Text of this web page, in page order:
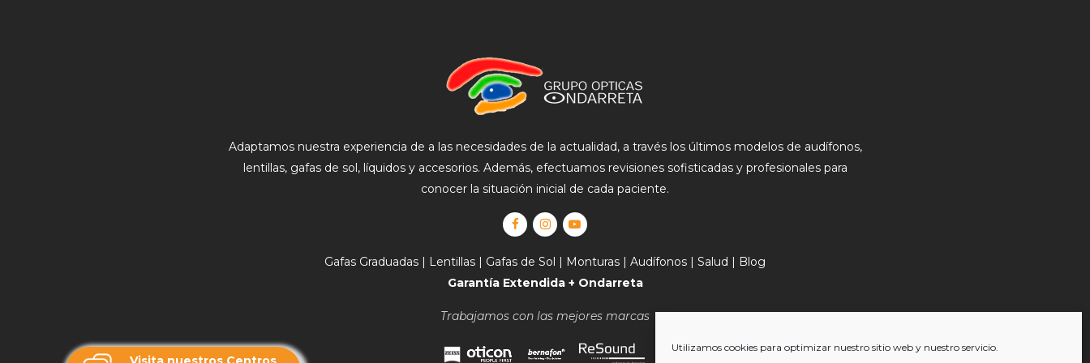
Utilizamos cookies para optimizar nuestro sitio web y nuestro servicio.
Adaptamos nuestra experiencia de a las necesidades de la actualidad, a través los últimos modelos de audífonos,
lentillas, gafas de sol, líquidos y accesorios. Además, efectuamos revisiones sofisticadas y profesionales para
conocer la situación inicial de cada paciente.
Gafas Graduadas | Lentillas | Gafas de Sol | Monturas | Audífonos | Salud | Blog
Garantía Extendida + Ondarreta
Trabajamos con las mejores marcas